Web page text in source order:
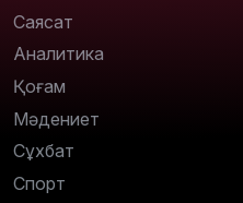
Саясат
Аналитика
Қоғам
Мәдениет
Сұхбат
Спорт